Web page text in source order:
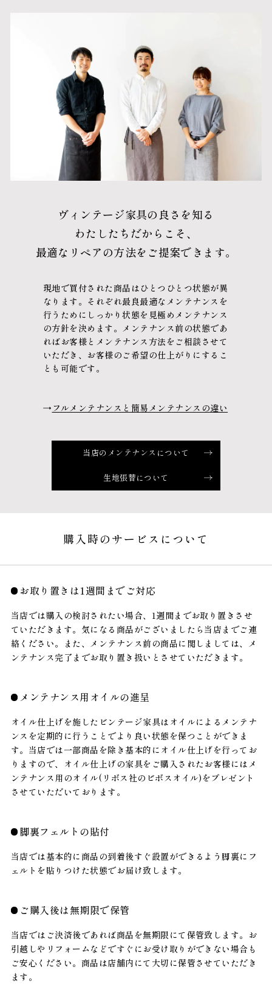
ヴィンテージ家具の良さを知る
わたしたちだからこそ、
最適なリペアの方法をご提案できます。
現地で買付された商品はひとつひとつ状態が異
なります。 それぞれ最良最適なメンテナンスを
行うために しっかり状態を見極めメンテナンス
の方針を決めます。 メンテナンス前の状態であ
ればお客様とメンテナンス方法をご相談させて
いただき、 お客様のご希望の仕上がりにするこ
とも可能です。
→ フルメンテナンスと簡易メンテナンスの違い
当店のメンテナンスについて
生地張替について
購入時のサービスについて
お取り置きは1週間までご対応
当店では購入の検討されたい場合、1週間までお取り置きさせ
ていただきます。気になる商品がございましたら当店までご連
絡ください。また、メンテナンス前の商品に関しましては、メ
ンテナンス完了までお取り置き扱いとさせていただきます。
メンテナンス用オイルの進呈
オイル仕上げを施したビンテージ家具はオイルによるメンテナ
ンスを定期的に行うことでより良い状態を保つことができま
す。当店では一部商品を除き基本的にオイル仕上げを行ってお
りますので、オイル仕上げの家具をご購入されたお客様にはメ
ンテナンス用のオイル(リボス社のビボスオイル)をプレゼント
させていただいております。
脚裏フェルトの貼付
当店では基本的に商品の到着後すぐ設置ができるよう脚裏にフ
ェルトを貼りつけた状態でお届け致します。
ご購入後は無期限で保管
当店ではご決済後であれば商品を無期限にて保管致します。お
引越しやリフォームなどですぐにお受け取りができない場合も
ご安心ください。商品は店舗内にて大切に保管させていただき
ます。